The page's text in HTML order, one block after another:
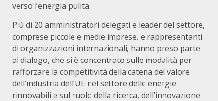
verso l’energia pulita.
Più di 20 amministratori delegati e leader del settore,
comprese piccole e medie imprese, e rappresentanti
di organizzazioni internazionali, hanno preso parte
al dialogo, che si è concentrato sulle modalità per
rafforzare la competitività della catena del valore
dell’industria dell’UE nel settore delle energie
rinnovabili e sul ruolo della ricerca, dell’innovazione